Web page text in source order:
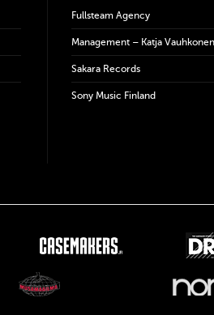
Fullsteam Agency
Management – Katja Vauhkonen
Sakara Records
Sony Music Finland